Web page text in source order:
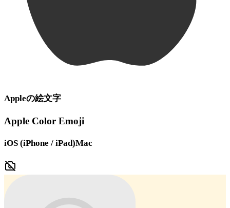
Appleの絵文字
Apple Color Emoji
iOS (iPhone / iPad)Mac